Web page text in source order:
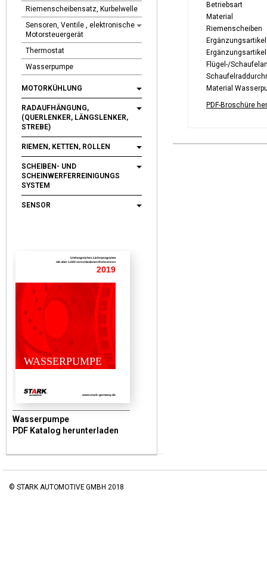
Riemenscheibensatz, Kurbelwelle
Sensoren, Ventile , elektronische
Motorsteuergerät
Thermostat
Wasserpumpe
MOTORKÜHLUNG
RADAUFHÄNGUNG,
(QUERLENKER, LÄNGSLENKER,
STREBE)
RIEMEN, KETTEN, ROLLEN
SCHEIBEN- UND
SCHEINWERFERREINIGUNGS
SYSTEM
SENSOR
Umfangreiches Lieferprogramm
mit uber 1.000 verschiedenen Referenzen
2019
WASSERPUMPE
www.stark-germany.de
Wasserpumpe
PDF Katalog herunterladen
Betriebsart
Material
Riemenscheiben
Flügel-/
Material
PDF-Broschüre
© STARK AUTOMOTIVE GMBH 2018